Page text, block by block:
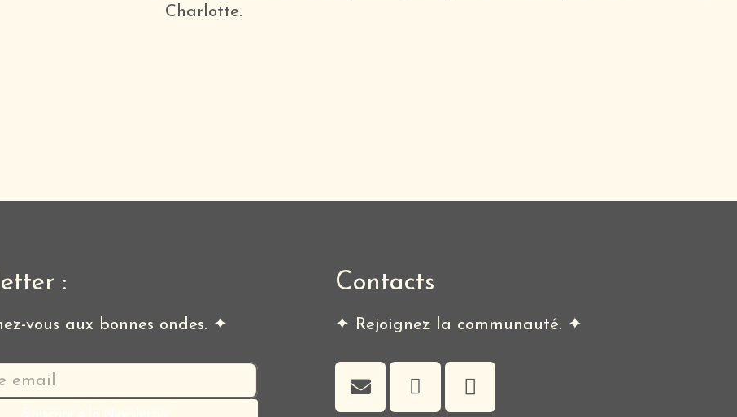
Charlotte.
:
vous aux bonnes ondes. ✦
Contacts
✦ Rejoignez la communauté. ✦